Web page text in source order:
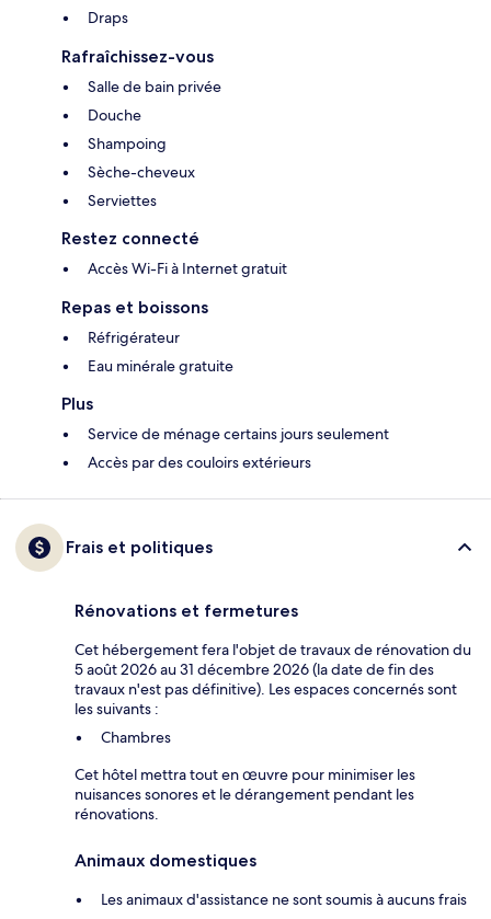
Draps
Rafraîchissez-vous
Salle de bain privée
Douche
Shampoing
Sèche-cheveux
Serviettes
Restez connecté
Accès Wi-Fi à Internet gratuit
Repas et boissons
Réfrigérateur
Eau minérale gratuite
Plus
Service de ménage certains jours seulement
Accès par des couloirs extérieurs
Frais et politiques
Rénovations et fermetures
Cet hébergement fera l'objet de travaux de rénovation du
5 août 2026 au 31 décembre 2026 (la date de fin des
travaux n'est pas définitive). Les espaces concernés sont
les suivants :
Chambres
Cet hôtel mettra tout en œuvre pour minimiser les
nuisances sonores et le dérangement pendant les
rénovations.
Animaux domestiques
Les animaux d'assistance ne sont soumis à aucuns frais